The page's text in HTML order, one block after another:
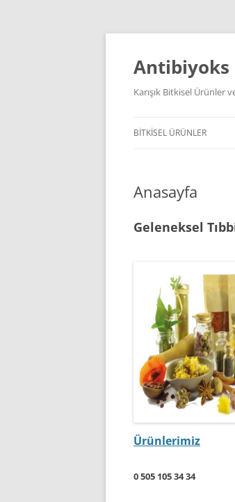
İçeriğe
Antibiyoks
Karışık Bitkisel Ürünler
BITKISEL ÜRÜNLER
Anasayfa
Geleneksel
Ürünlerimiz
0 505 105 34 34